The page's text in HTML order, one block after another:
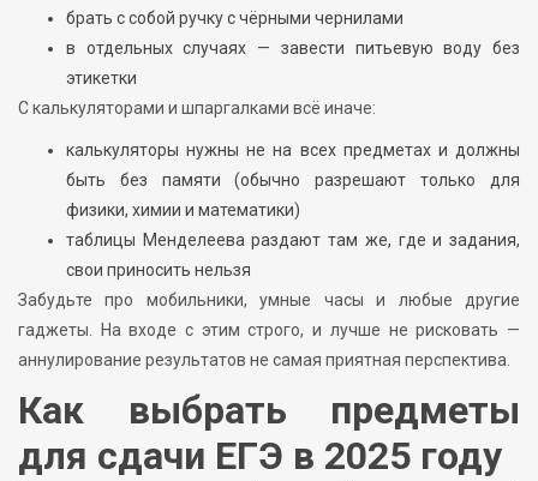
брать с собой ручку с чёрными чернилами
в отдельных случаях — завести питьевую воду без
этикетки
С калькуляторами и шпаргалками всё иначе:
калькуляторы нужны не на всех предметах и должны
быть без памяти (обычно разрешают только для
физики, химии и математики)
таблицы Менделеева раздают там же, где и задания,
свои приносить нельзя
Забудьте про мобильники, умные часы и любые другие
гаджеты. На входе с этим строго, и лучше не рисковать —
аннулирование результатов не самая приятная перспектива.
Как выбрать предметы
для сдачи ЕГЭ в 2025 году